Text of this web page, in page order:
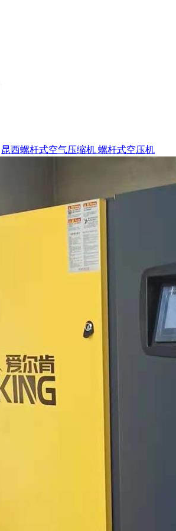
昆西螺杆式空气压缩机 螺杆式空压机